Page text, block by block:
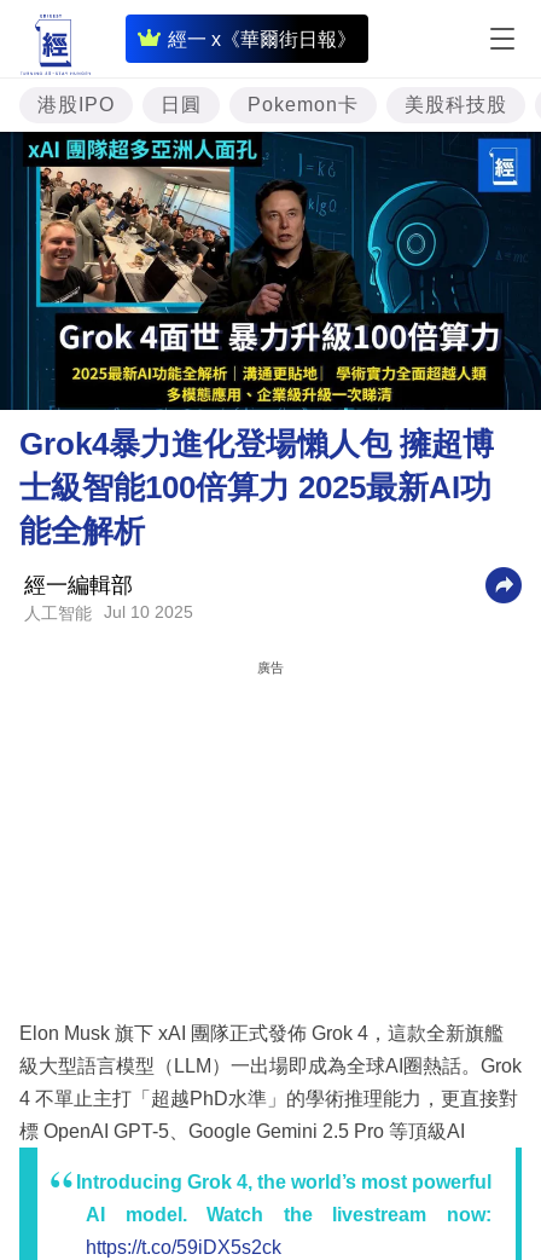
經一 x《華爾街日報》
即
時
財
經
專
題
投
資
樓
市
理
財
商
技
專
區
港股IPO 日圓 Pokemon卡 美股科技股
Grok4暴力進化登場懶人包 擁超博
士級智能100倍算力 2025最新AI功
能全解析
經一編輯部
人工智能 Jul 10 2025
廣告
Elon Musk 旗下 xAI 團隊正式發佈 Grok 4，這款全新旗艦
級大型語言模型（LLM）一出場即成為全球AI圈熱話。Grok
4 不單止主打「超越PhD水準」的學術推理能力，更直接對
標 OpenAI GPT-5、Google Gemini 2.5 Pro 等頂級AI
Introducing Grok 4, the world’s most powerful
AI model. Watch the livestream now:
https://t.co/59iDX5s2ck